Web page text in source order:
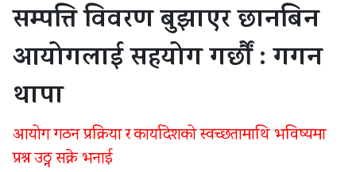
सम्पत्ति विवरण बुझाएर छानबिन
आयोगलाई सहयोग गर्छौं : गगन
थापा
आयोग गठन प्रक्रिया र कार्यादेशको स्वच्छतामाथि भविष्यमा
प्रश्न उठ्न सक्ने भनाई